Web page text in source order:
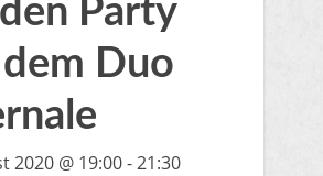
Party
Duo
2020 @ 19:00-21:30